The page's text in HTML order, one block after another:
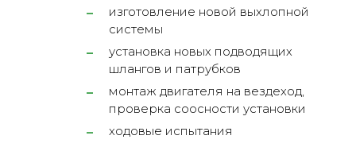
изготовление новой выхлопной
системы
установка новых подводящих
шлангов и патрубков
монтаж двигателя на вездеход,
проверка соосности установки
ходовые испытания